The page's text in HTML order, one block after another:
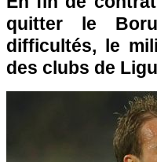
quitter le
difficultés, le
des clubs de